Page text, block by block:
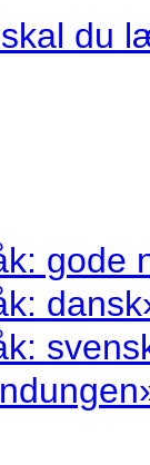
du
gode